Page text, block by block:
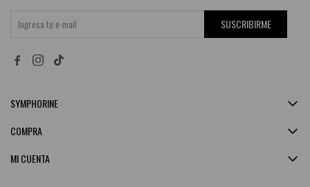
SUSCRIBIRME
 
SYMPHORINE
MI CUENTA
COMPRA